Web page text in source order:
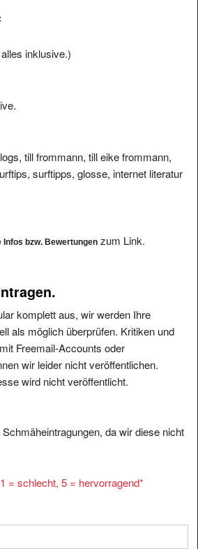
inklusive.)
till frommann, till eike frommann,
surftipps, glosse, internet literatur
bzw. Bewertungen zum Link.
komplett aus, wir werden Ihre
als möglich überprüfen. Kritiken und
Freemail-Accounts oder
wir leider nicht veröffentlichen.
wird nicht veröffentlicht.
da wir diese nicht
= schlecht, 5 = hervorragend*